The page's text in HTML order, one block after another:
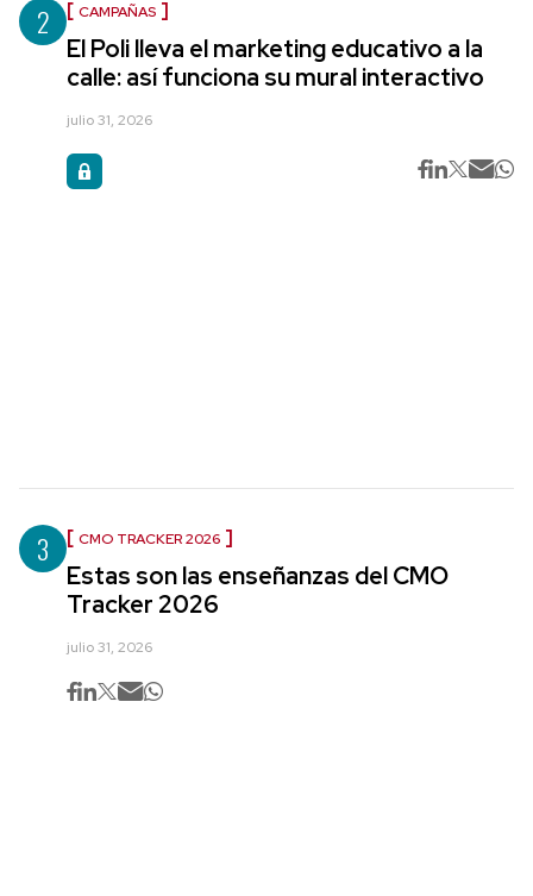
2 CAMPAÑAS
El Poli lleva el marketing educativo a la
calle: así funciona su mural interactivo
julio 31, 2026
3 CMO TRACKER 2026
Estas son las enseñanzas del CMO
Tracker 2026
julio 31, 2026